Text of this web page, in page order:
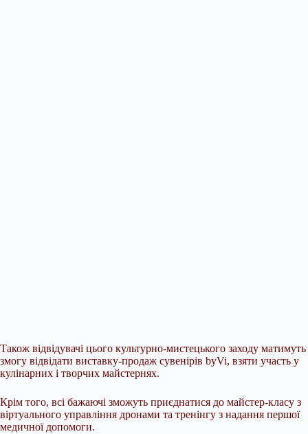
Також відвідувачі цього культурно-мистецького заходу матимуть
змогу відвідати виставку-продаж сувенірів byVi, взяти участь у
кулінарних і творчих майстернях.
Крім того, всі бажаючі зможуть приєднатися до майстер-класу з
віртуального управління дронами та тренінгу з надання першої
медичної допомоги.